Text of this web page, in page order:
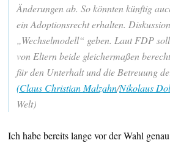
Änderungen ab. So könnten künftig
ein Adoptionsrecht erhalten.
„Wechselmodell“ geben. Laut FDP
von Eltern beide gleichermaßen
für den Unterhalt und die Betreuung
(Claus Christian Malzahn/Nikolaus
Welt)
Ich habe bereits lange vor der Wahl